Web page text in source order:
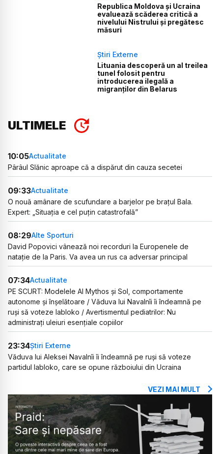
Republica Moldova și Ucraina
evaluează scăderea critică a
nivelului Nistrului și pregătesc
măsuri
Știri Externe
Lituania descoperă un al treilea
tunel folosit pentru
introducerea ilegală a
migranților din Belarus
ULTIMELE
10:05Actualitate
Pârâul Slănic aproape că a dispărut din cauza secetei
09:33Actualitate
O nouă amânare de scufundare a barjelor pe brațul Bala.
Expert: „Situația e cel puțin catastrofală”
08:29Alte Sporturi
David Popovici vânează noi recorduri la Europenele de
natație de la Paris. Va avea un rus ca adversar principal
07:34Actualitate
PE SCURT: Modelele AI Mythos și Sol, comportamente
autonome și înșelătoare / Văduva lui Navalnîi îi îndeamnă pe
ruși să voteze Iabloko / Avertismentul pediatrilor: Nu
administrați uleiuri esențiale copiilor
23:34Știri Externe
Văduva lui Aleksei Navalnîi îi îndeamnă pe ruși să voteze
partidul Iabloko, care se opune războiului din Ucraina
VEZI MAI MULT